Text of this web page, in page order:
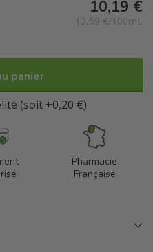
10,19 €
13,59 €/100mL
panier
(soit +0,20 €)
Pharmacie
Française